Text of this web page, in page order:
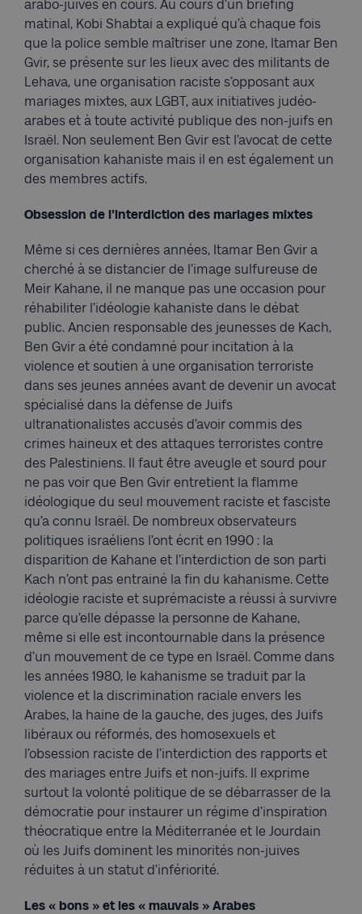
arabo-juives en cours. Au cours d’un briefing
matinal, Kobi Shabtai a expliqué qu’à chaque fois
que la police semble maîtriser une zone, Itamar Ben
Gvir, se présente sur les lieux avec des militants de
Lehava, une organisation raciste s’opposant aux
mariages mixtes, aux LGBT, aux initiatives judéo-
arabes et à toute activité publique des non-juifs en
Israël. Non seulement Ben Gvir est l’avocat de cette
organisation kahaniste mais il en est également un
des membres actifs.
Obsession de l’interdiction des mariages mixtes
Même si ces dernières années, Itamar Ben Gvir a
cherché à se distancier de l’image sulfureuse de
Meir Kahane, il ne manque pas une occasion pour
réhabiliter l’idéologie kahaniste dans le débat
public. Ancien responsable des jeunesses de Kach,
Ben Gvir a été condamné pour incitation à la
violence et soutien à une organisation terroriste
dans ses jeunes années avant de devenir un avocat
spécialisé dans la défense de Juifs
ultranationalistes accusés d’avoir commis des
crimes haineux et des attaques terroristes contre
des Palestiniens. Il faut être aveugle et sourd pour
ne pas voir que Ben Gvir entretient la flamme
idéologique du seul mouvement raciste et fasciste
qu’a connu Israël. De nombreux observateurs
politiques israéliens l’ont écrit en 1990 : la
disparition de Kahane et l’interdiction de son parti
Kach n’ont pas entrainé la fin du kahanisme. Cette
idéologie raciste et suprémaciste a réussi à survivre
parce qu’elle dépasse la personne de Kahane,
même si elle est incontournable dans la présence
d’un mouvement de ce type en Israël. Comme dans
les années 1980, le kahanisme se traduit par la
violence et la discrimination raciale envers les
Arabes, la haine de la gauche, des juges, des Juifs
libéraux ou réformés, des homosexuels et
l’obsession raciste de l’interdiction des rapports et
des mariages entre Juifs et non-juifs. Il exprime
surtout la volonté politique de se débarrasser de la
démocratie pour instaurer un régime d’inspiration
théocratique entre la Méditerranée et le Jourdain
où les Juifs dominent les minorités non-juives
réduites à un statut d’infériorité.
Les « bons » et les « mauvais » Arabes